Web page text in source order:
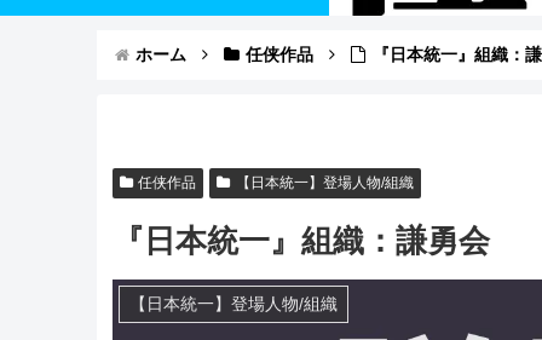
ホーム 任侠作品 『日本統一』組織：
任侠作品 【日本統一】登場人物/組織
『日本統一』組織：謙勇会
【日本統一】登場人物/組織